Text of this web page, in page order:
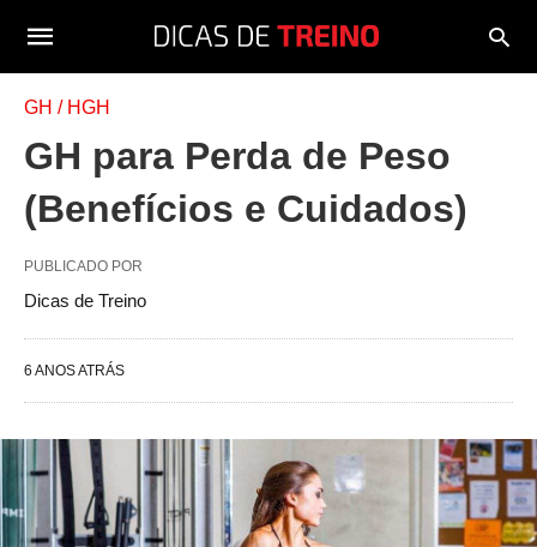
GH / HGH
GH para Perda de Peso
(Benefícios e Cuidados)
PUBLICADO POR
Dicas de Treino
6 ANOS ATRÁS